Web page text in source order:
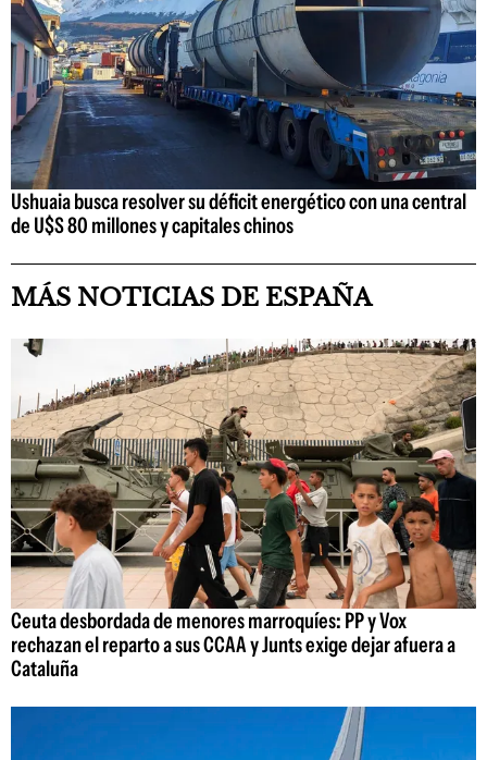
Ushuaia busca resolver su déficit energético con una central
de U$S 80 millones y capitales chinos
MÁS NOTICIAS DE ESPAÑA
Ceuta desbordada de menores marroquíes: PP y Vox
rechazan el reparto a sus CCAA y Junts exige dejar afuera a
Cataluña